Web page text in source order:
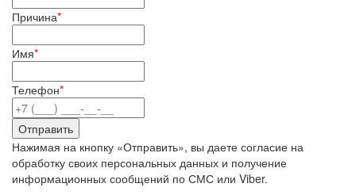
Причина*
Имя*
Телефон*
Нажимая на кнопку «Отправить», вы даете согласие на
обработку своих персональных данных и получение
информационных сообщений по СМС или Viber.